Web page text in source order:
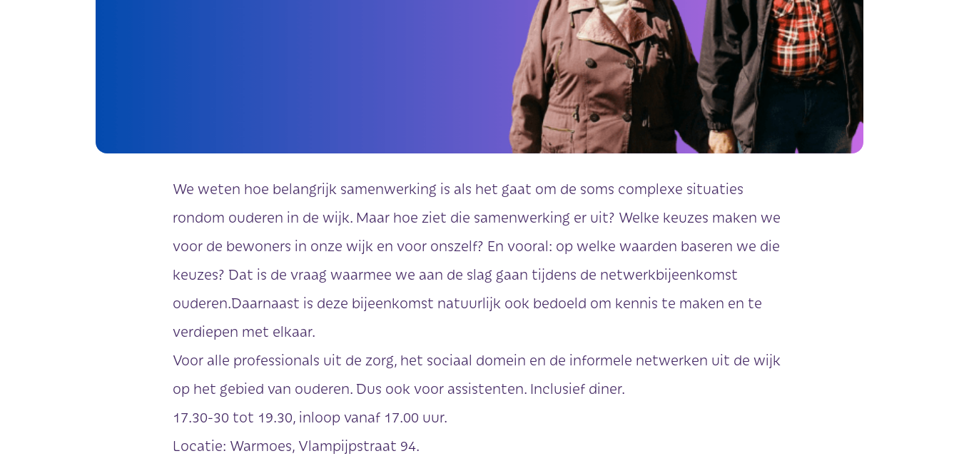
We weten hoe belangrijk samenwerking is als het gaat om de soms complexe situaties
rondom ouderen in de wijk. Maar hoe ziet die samenwerking er uit? Welke keuzes maken we
voor de bewoners in onze wijk en voor onszelf? En vooral: op welke waarden baseren we die
keuzes? Dat is de vraag waarmee we aan de slag gaan tijdens de netwerkbijeenkomst
ouderen.Daarnaast is deze bijeenkomst natuurlijk ook bedoeld om kennis te maken en te
verdiepen met elkaar.
Voor alle professionals uit de zorg, het sociaal domein en de informele netwerken uit de wijk
op het gebied van ouderen. Dus ook voor assistenten. Inclusief diner.
17.30-30 tot 19.30, inloop vanaf 17.00 uur.
Locatie: Warmoes, Vlampijpstraat 94.